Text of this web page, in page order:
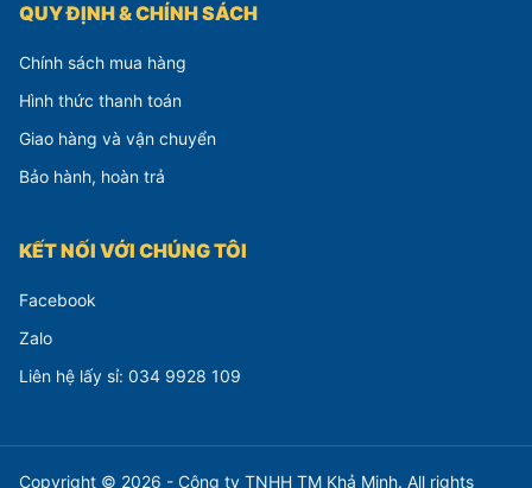
QUY ĐỊNH & CHÍNH SÁCH
Chính sách mua hàng
Hình thức thanh toán
Giao hàng và vận chuyển
Bảo hành, hoàn trả
KẾT NỐI VỚI CHÚNG TÔI
Facebook
Zalo
Liên hệ lấy sỉ: 034 9928 109
Copyright © 2026 - Công ty TNHH TM Khả Minh. All rights